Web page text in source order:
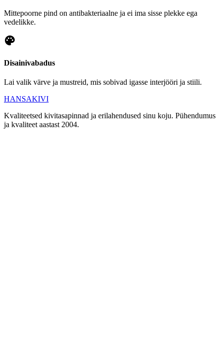
Mittepoorne pind on antibakteriaalne ja ei ima sisse plekke ega
vedelikke.
palette
Disainivabadus
Lai valik värve ja mustreid, mis sobivad igasse interjööri ja stiili.
HANSAKIVI
Kvaliteetsed kivitasapinnad ja erilahendused sinu koju. Pühendumus
ja kvaliteet aastast 2004.